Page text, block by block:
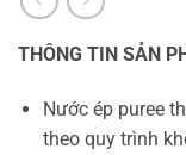
THÔNG TIN SẢN
Nước ép puree
theo quy trình